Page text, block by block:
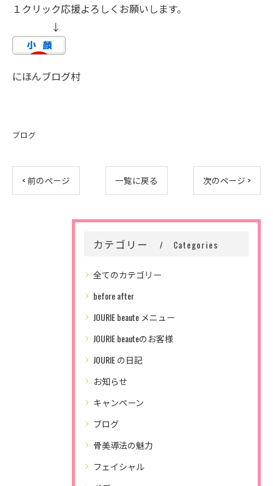
１クリック応援よろしくお願いします。
↓
にほんブログ村
ブログ
< 前のページ 一覧に戻る 次のページ >
カテゴリー Categories
全てのカテゴリー
before after
JOURIE beaute メニュー
JOURIE beauteのお客様
JOURIE の日記
お知らせ
キャンペーン
ブログ
骨美導法の魅力
フェイシャル